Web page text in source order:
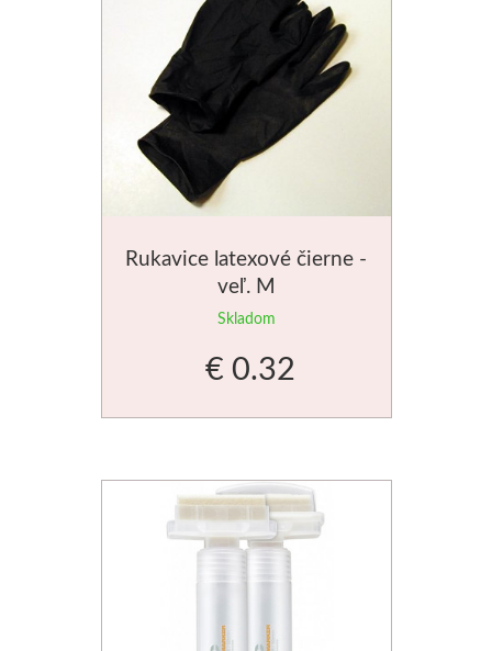
Rukavice latexové čierne -
veľ. M
Skladom
€ 0.32